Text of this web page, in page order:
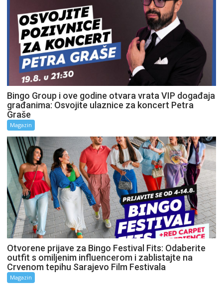
Bingo Group i ove godine otvara vrata VIP događaja
građanima: Osvojite ulaznice za koncert Petra
Graše
Magazin
Otvorene prijave za Bingo Festival Fits: Odaberite
outfit s omiljenim influencerom i zablistajte na
Crvenom tepihu Sarajevo Film Festivala
Magazin